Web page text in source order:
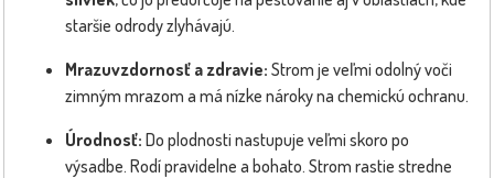
staršie odrody zlyhávajú.
Mrazuvzdornosť a zdravie: Strom je veľmi odolný voči
zimným mrazom a má nízke nároky na chemickú ochranu.
Úrodnosť: Do plodnosti nastupuje veľmi skoro po
výsadbe. Rodí pravidelne a bohato. Strom rastie stredne